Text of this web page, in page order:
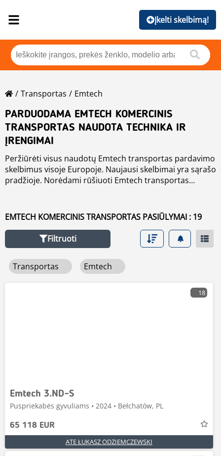
Įkelti skelbimą!
Transportas
Emtech
PARDUODAMA EMTECH KOMERCINIS
TRANSPORTAS NAUDOTA TECHNIKA IR
ĮRENGIMAI
Peržiūrėti visus naudotų Emtech transportas pardavimo
skelbimus visoje Europoje. Naujausi skelbimai yra sąrašo
pradžioje. Norėdami rūšiuoti Emtech transportas
buvimo šalį. Jei norite ieškoti kitųnaudota aplinkos
EMTECH KOMERCINIS TRANSPORTAS PASIŪLYMAI : 19
Filtruoti
Transportas Emtech
18
Emtech 3.ND-S
Puspriekabės gyvuliams • 2024 • Bełchatów, PL
65 118 EUR
ATE ŁUKASZ ODZIEMCZEWSKI